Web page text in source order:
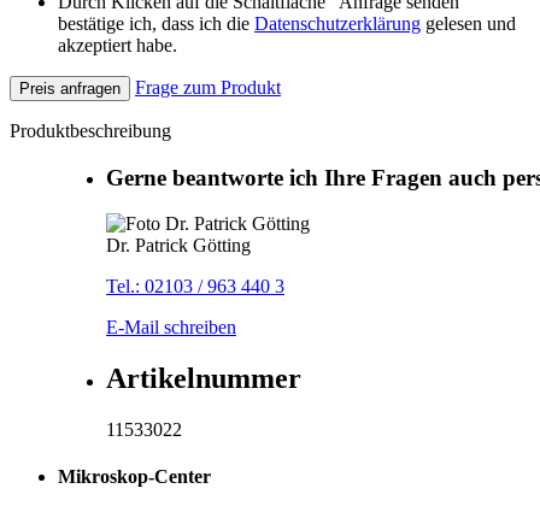
bestätige ich, dass ich die Datenschutzerklärung gelesen und
akzeptiert habe.
Preis anfragen Frage zum Produkt
Produktbeschreibung
Gerne beantworte ich Ihre Fragen auch
Dr. Patrick Götting
Tel.: 02103 / 963 440 3
E-Mail schreiben
Artikelnummer
11533022
Mikroskop-Center